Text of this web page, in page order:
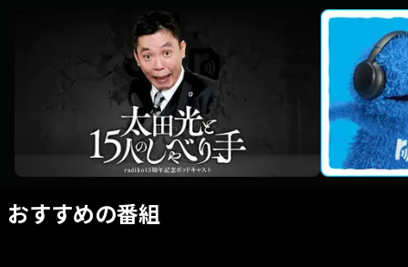
おすすめの番組